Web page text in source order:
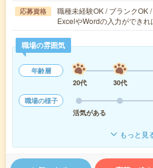
応募資格
職種未経験OK / ブランクOK
ExcelやWordの入力ができれ
職場の雰囲気
年齢層
20代
30代
職場の様子
活気がある
もっと見